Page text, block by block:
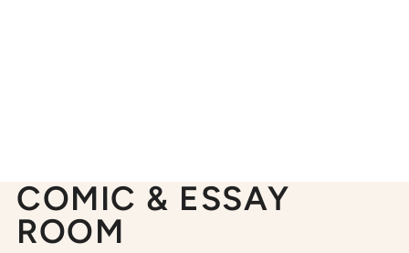
COMIC & ESSAY
ROOM